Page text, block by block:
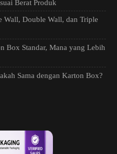
Berat Produk
Wall, Double Wall, dan Triple
Box Standar, Mana yang Lebih
Sama dengan Karton Box?